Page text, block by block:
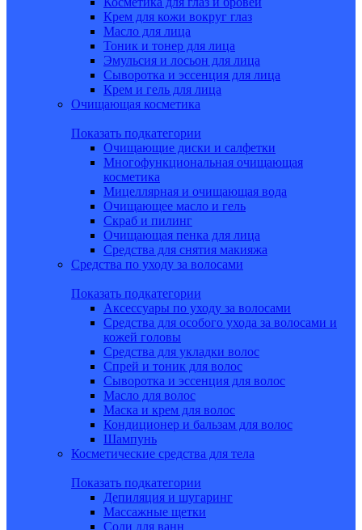
Крем для кожи вокруг глаз
Масло для лица
Тоник и тонер для лица
Эмульсия и лосьон для лица
Сыворотка и эссенция для лица
Крем и гель для лица
Очищающая косметика
Показать подкатегории
Очищающие диски и салфетки
Многофункциональная очищающая
косметика
Мицеллярная и очищающая вода
Очищающее масло и гель
Скраб и пилинг
Очищающая пенка для лица
Средства для снятия макияжа
Средства по уходу за волосами
Показать подкатегории
Аксессуары по уходу за волосами
Средства для особого ухода за волосами и
кожей головы
Средства для укладки волос
Спрей и тоник для волос
Сыворотка и эссенция для волос
Масло для волос
Маска и крем для волос
Кондиционер и бальзам для волос
Шампунь
Косметические средства для тела
Показать подкатегории
Депиляция и шугаринг
Массажные щетки
Соли для ванн